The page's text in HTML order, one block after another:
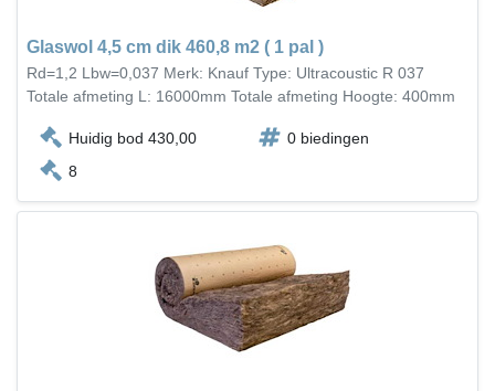
Glaswol 4,5 cm dik 460,8 m2 ( 1 pal )
Rd=1,2 Lbw=0,037 Merk: Knauf Type: Ultracoustic R 037
Totale afmeting L: 16000mm Totale afmeting Hoogte: 400mm
Huidig bod 430,00
0 biedingen
8